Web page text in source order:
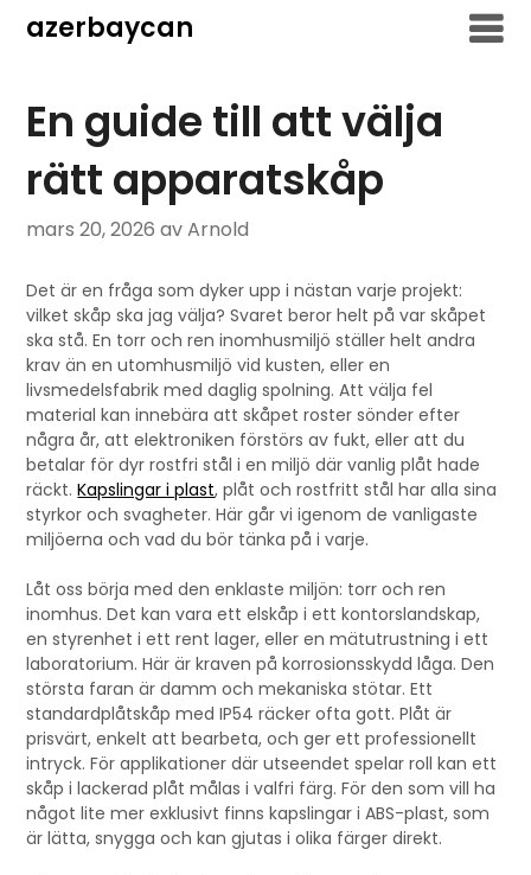
azerbaycan
En guide till att välja
rätt apparatskåp
mars 20, 2026 av Arnold
Det är en fråga som dyker upp i nästan varje projekt:
vilket skåp ska jag välja? Svaret beror helt på var skåpet
ska stå. En torr och ren inomhusmiljö ställer helt andra
krav än en utomhusmiljö vid kusten, eller en
livsmedelsfabrik med daglig spolning. Att välja fel
material kan innebära att skåpet roster sönder efter
några år, att elektroniken förstörs av fukt, eller att du
betalar för dyr rostfri stål i en miljö där vanlig plåt hade
räckt.Kapslingar i plast, plåt och rostfritt stål har alla sina
styrkor och svagheter. Här går vi igenom de vanligaste
miljöerna och vad du bör tänka på i varje.
Låt oss börja med den enklaste miljön: torr och ren
inomhus. Det kan vara ett elskåp i ett kontorslandskap,
en styrenhet i ett rent lager, eller en mätutrustning i ett
laboratorium. Här är kraven på korrosionsskydd låga. Den
största faran är damm och mekaniska stötar. Ett
standardplåtskåp med IP54 räcker ofta gott. Plåt är
prisvärt, enkelt att bearbeta, och ger ett professionellt
intryck. För applikationer där utseendet spelar roll kan ett
skåp i lackerad plåt målas i valfri färg. För den som vill ha
något lite mer exklusivt finns kapslingar i ABS-plast, som
är lätta, snygga och kan gjutas i olika färger direkt.